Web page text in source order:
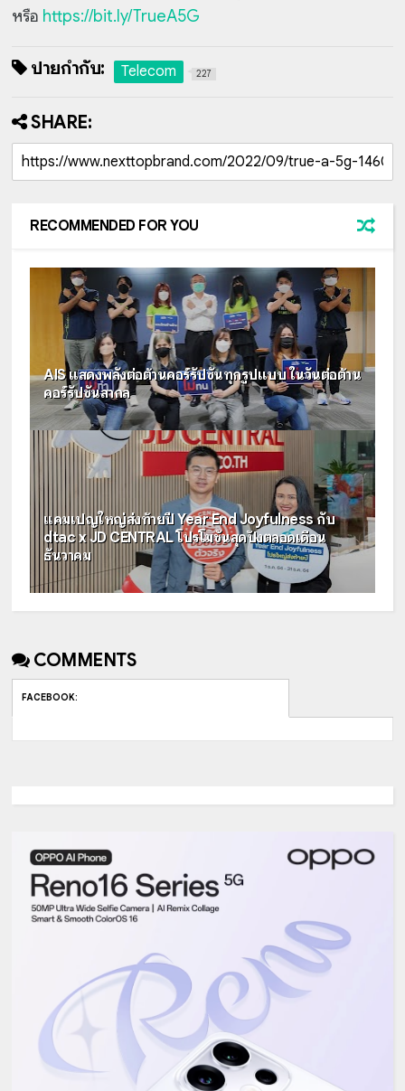
หรือ https://bit.ly/TrueA5G
ป้ายกำกับ: Telecom 227
SHARE:
RECOMMENDED FOR YOU
AIS แสดงพลังต่อต้านคอร์รัปชันทุกรูปแบบ ในวันต่อต้าน
คอร์รัปชันสากล
แคมเปญใหญ่ส่งท้ายปี Year End Joyfulness กับ
dtac x JD CENTRAL โปรโมชันสุดปังตลอดเดือน
ธันวาคม
COMMENTS
FACEBOOK: